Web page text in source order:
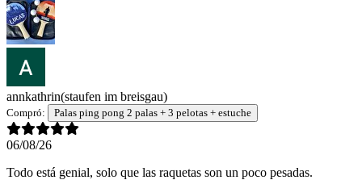
annkathrin(staufen im breisgau)
Compró: Palas ping pong 2 palas + 3 pelotas + estuche
06/08/26
Todo está genial, solo que las raquetas son un poco pesadas.